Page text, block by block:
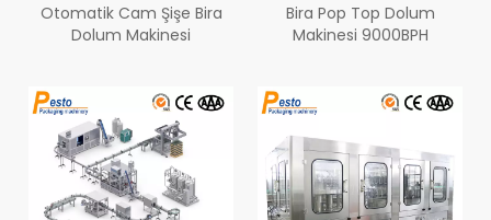
Otomatik Cam Şişe Bira
Dolum Makinesi
Bira Pop Top Dolum
Makinesi 9000BPH